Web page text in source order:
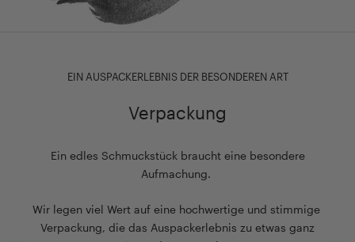
EIN AUSPACKERLEBNIS DER BESONDEREN ART
Verpackung
Ein edles Schmuckstück braucht eine besondere
Aufmachung.
Wir legen viel Wert auf eine hochwertige und stimmige
Verpackung, die das Auspackerlebnis zu etwas ganz